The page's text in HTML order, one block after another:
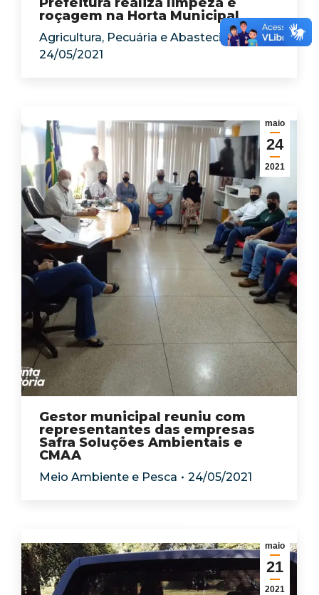
roçagem na Horta Municipal
Agricultura, Pecuária e Abastecimento
24/05/2021
maio
24
2021
Gestor municipal reuniu com
representantes das empresas
Safra Soluções Ambientais e
CMAA
Meio Ambiente e Pesca 24/05/2021
maio
21
2021